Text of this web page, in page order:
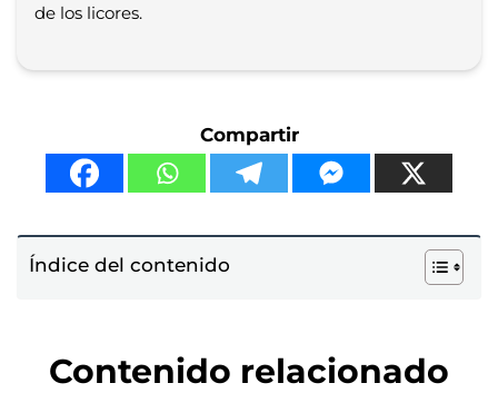
de los licores.
Compartir
Índice del contenido
Contenido relacionado